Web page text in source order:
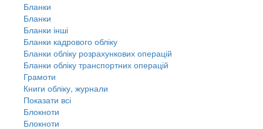
Бланки
Бланки
Бланки інші
Бланки кадрового обліку
Бланки обліку розрахункових операцій
Бланки обліку транспортних операцій
Грамоти
Книги обліку, журнали
Показати всі
Блокноти
Блокноти